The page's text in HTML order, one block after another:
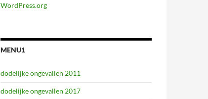
WordPress.org
MENU1
dodelijke ongevallen 2011
dodelijke ongevallen 2017